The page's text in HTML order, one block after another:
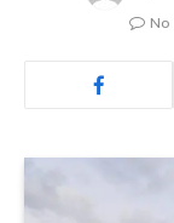
No